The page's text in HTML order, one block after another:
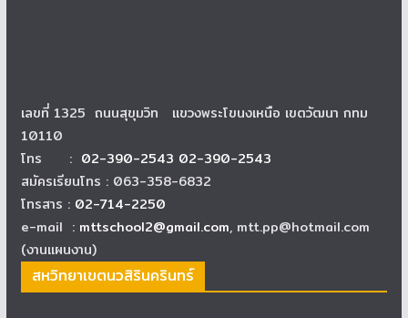
เลขที่ 1325 ถนนสุขุมวิท แขวงพระโขนงเหนือ เขตวัฒนา กทม
10110
โทร : 02-390-2543 02-390-2543
สมัครเรียนโทร : 063-358-6832
โทรสาร : 02-714-2250
e-mail : mttschool2@gmail.com, mtt.pp@hotmail.com
(งานแผนงาน)
สหวิทยาเขตนวสิรินครินทร์